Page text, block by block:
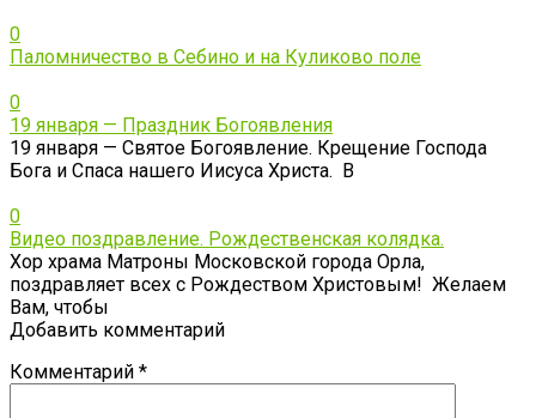
0
Паломничество в Себино и на Куликово поле
0
19 января — Праздник Богоявления
19 января — Святое Богоявление. Крещение Господа
Бога и Спаса нашего Иисуса Христа. В
0
Видео поздравление. Рождественская колядка.
Хор храма Матроны Московской города Орла,
поздравляет всех с Рождеством Христовым! Желаем
Вам, чтобы
Добавить комментарий
Комментарий *